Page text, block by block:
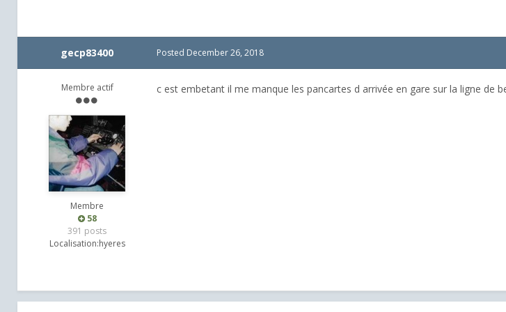
gecp83400
Membre actif
Membre
58
391 posts
Localisation:hyeres
Posted December 26, 2018
c est embetant il me manque les pancartes d arrivée en gare sur la ligne de